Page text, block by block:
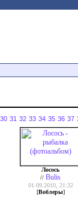
30 31 32 33 34 35 36 37
Лосось
// Bulis
01.09.2010, 21:32
[Воблеры]